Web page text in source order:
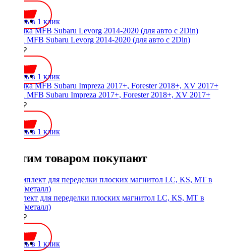
Купить в 1 клик
Рамка MFB Subaru Levorg 2014-2020 (для авто с 2Din)
2500 ₽
Купить в 1 клик
Рамка MFB Subaru Impreza 2017+, Forester 2018+, XV 2017+
2000 ₽
Купить в 1 клик
С этим товаром покупают
Комплект для переделки плоских магнитол LC, KS, MT в
1Din (металл)
1900 ₽
Купить в 1 клик